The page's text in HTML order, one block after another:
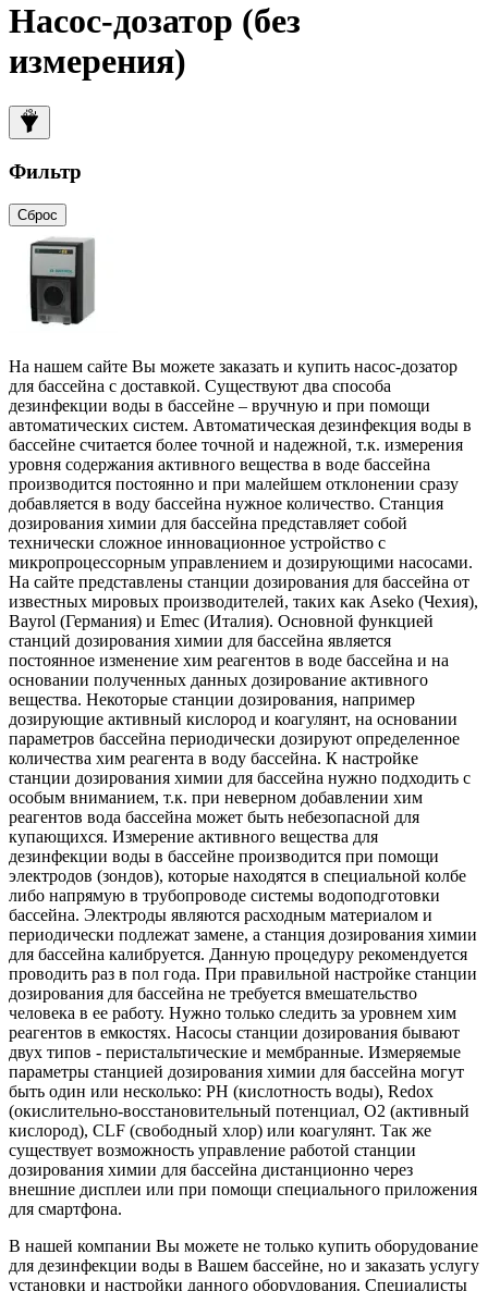
Насос-дозатор (без
измерения)
Фильтр
Сброс
На нашем сайте Вы можете заказать и купить насос-дозатор
для бассейна с доставкой. Существуют два способа
дезинфекции воды в бассейне – вручную и при помощи
автоматических систем. Автоматическая дезинфекция воды в
бассейне считается более точной и надежной, т.к. измерения
уровня содержания активного вещества в воде бассейна
производится постоянно и при малейшем отклонении сразу
добавляется в воду бассейна нужное количество. Станция
дозирования химии для бассейна представляет собой
технически сложное инновационное устройство с
микропроцессорным управлением и дозирующими насосами.
На сайте представлены станции дозирования для бассейна от
известных мировых производителей, таких как Aseko (Чехия),
Bayrol (Германия) и Emec (Италия). Основной функцией
станций дозирования химии для бассейна является
постоянное изменение хим реагентов в воде бассейна и на
основании полученных данных дозирование активного
вещества. Некоторые станции дозирования, например
дозирующие активный кислород и коагулянт, на основании
параметров бассейна периодически дозируют определенное
количества хим реагента в воду бассейна. К настройке
станции дозирования химии для бассейна нужно подходить с
особым вниманием, т.к. при неверном добавлении хим
реагентов вода бассейна может быть небезопасной для
купающихся. Измерение активного вещества для
дезинфекции воды в бассейне производится при помощи
электродов (зондов), которые находятся в специальной колбе
либо напрямую в трубопроводе системы водоподготовки
бассейна. Электроды являются расходным материалом и
периодически подлежат замене, а станция дозирования химии
для бассейна калибруется. Данную процедуру рекомендуется
проводить раз в пол года. При правильной настройке станции
дозирования для бассейна не требуется вмешательство
человека в ее работу. Нужно только следить за уровнем хим
реагентов в емкостях. Насосы станции дозирования бывают
двух типов - перистальтические и мембранные. Измеряемые
параметры станцией дозирования химии для бассейна могут
быть один или несколько: РН (кислотность воды), Redox
(окислительно-восстановительный потенциал, О2 (активный
кислород), CLF (свободный хлор) или коагулянт. Так же
существует возможность управление работой станции
дозирования химии для бассейна дистанционно через
внешние дисплеи или при помощи специального приложения
для смартфона.
В нашей компании Вы можете не только купить оборудование
для дезинфекции воды в Вашем бассейне, но и заказать услугу
установки и настройки данного оборудования. Специалисты